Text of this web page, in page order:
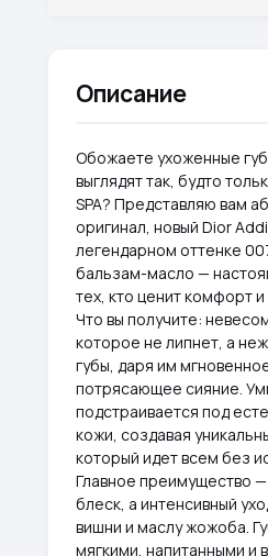
Описание
Обожаете ухоженные
выглядят так, будто
SPA? Представляю вам
оригинал, новый Dior
легендарном оттенке
бальзам-масло —
тех, кто ценит комфорт
Что вы получите:
которое не липнет, а
губы, даря им
потрясающее сияние.
подстраивается под
кожи, создавая
который идет всем без
Главное преимущество
блеск, а интенсивный
вишни и маслу жожоба.
мягкими, напитанными и